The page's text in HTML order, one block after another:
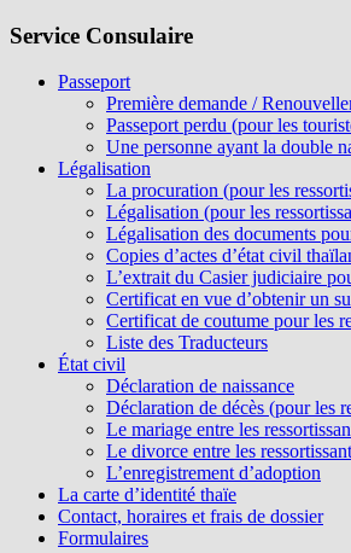
Service Consulaire
Passeport
Première demande /
Passeport perdu (pour les
Une personne ayant la double
Légalisation
La procuration (pour les
Légalisation (pour les
Légalisation des documents
Copies d’actes d’état civil
L’extrait du Casier judiciaire
Certificat en vue d’obtenir un
Certificat de coutume pour les
Liste des Traducteurs
État civil
Déclaration de naissance
Déclaration de décès (pour les
Le mariage entre les
Le divorce entre les
L’enregistrement d’adoption
La carte d’identité thaïe
Contact, horaires et frais de dossier
Formulaires